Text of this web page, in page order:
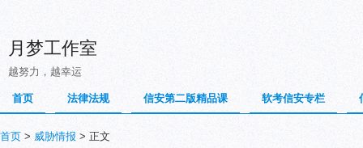
月梦工作室
越努力，越幸运
首页 法律法规 信安第二版精品课 软考信安专栏
首页 > 威胁情报 > 正文